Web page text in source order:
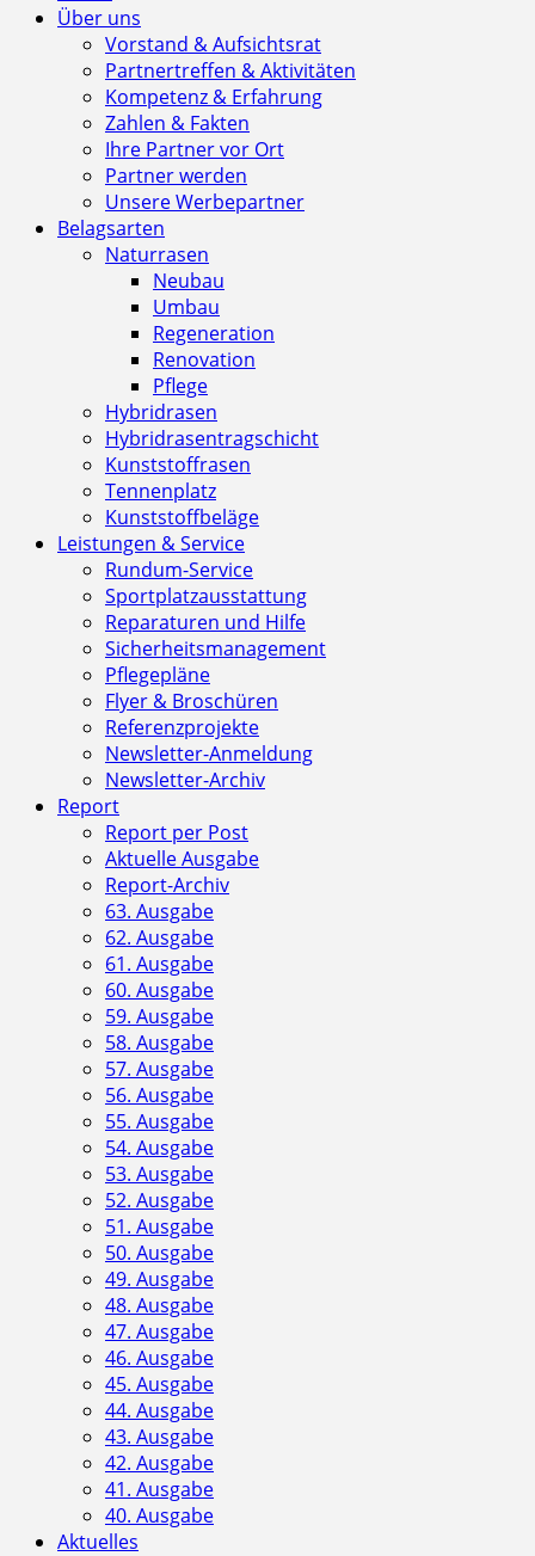
Über uns
Vorstand & Aufsichtsrat
Partnertreffen & Aktivitäten
Kompetenz & Erfahrung
Zahlen & Fakten
Ihre Partner vor Ort
Partner werden
Unsere Werbepartner
Belagsarten
Naturrasen
Neubau
Umbau
Regeneration
Renovation
Pflege
Hybridrasen
Hybridrasentragschicht
Kunststoffrasen
Tennenplatz
Kunststoffbeläge
Leistungen & Service
Rundum-Service
Sportplatzausstattung
Reparaturen und Hilfe
Sicherheitsmanagement
Pflegepläne
Flyer & Broschüren
Referenzprojekte
Newsletter-Anmeldung
Newsletter-Archiv
Report
Report per Post
Aktuelle Ausgabe
Report-Archiv
63. Ausgabe
62. Ausgabe
61. Ausgabe
60. Ausgabe
59. Ausgabe
58. Ausgabe
57. Ausgabe
56. Ausgabe
55. Ausgabe
54. Ausgabe
53. Ausgabe
52. Ausgabe
51. Ausgabe
50. Ausgabe
49. Ausgabe
48. Ausgabe
47. Ausgabe
46. Ausgabe
45. Ausgabe
44. Ausgabe
43. Ausgabe
42. Ausgabe
41. Ausgabe
40. Ausgabe
Aktuelles